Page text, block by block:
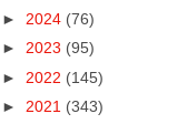
► 2024 (76)
► 2023 (95)
► 2022 (145)
► 2021 (343)